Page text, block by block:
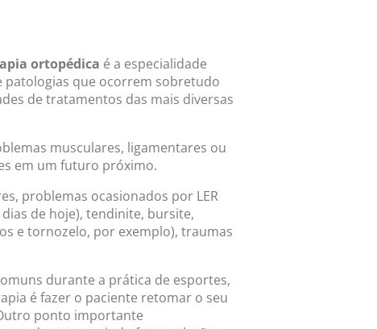
ortopédica é a especialidade
patologias que ocorrem sobretudo
de tratamentos das mais diversas
musculares, ligamentares ou
em um futuro próximo.
problemas ocasionados por LER
de hoje), tendinite, bursite,
e tornozelo, por exemplo), traumas
durante a prática de esportes,
é fazer o paciente retomar o seu
ponto importante